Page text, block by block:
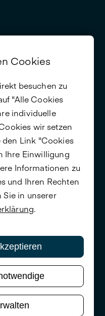
Cookies
besuchen zu
"Alle Cookies
individuelle
wir setzen
den Link "Cookies
Ihre Einwilligung
Informationen zu
und Ihren Rechten
Sie in unserer
.